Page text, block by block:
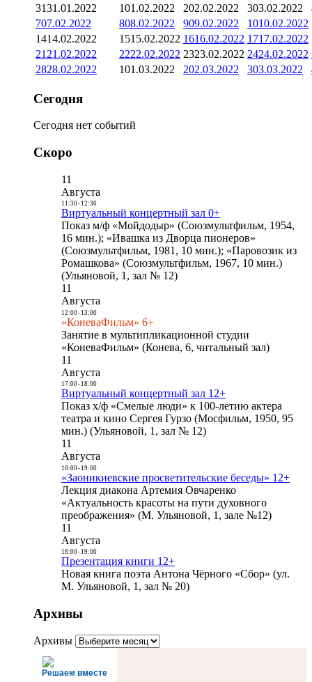
3131.01.2022 101.02.2022 202.02.2022 303.02.2022
707.02.2022 808.02.2022 909.02.2022 1010.02.2022
1414.02.2022 1515.02.2022 1616.02.2022 1717.02.2022
21 21.02.2022 2222.02.2022 2323.02.2022 2424.02.2022
2828.02.2022 101.03.2022 202.03.2022 303.03.2022
Сегодня
Сегодня нет событий
Скоро
11
Августа
11:30- 12:30
Виртуальный концертный зал 0+
Показ м/ф «Мойдодыр» (Союзмультфильм, 1954,
16 мин.); «Ивашка из Дворца пионеров»
(Союзмультфильм, 1981, 10 мин.); «Паровозик из
Ромашкова» (Союзмультфильм, 1967, 10 мин.)
(Ульяновой, 1, зал № 12)
11
Августа
12:00- 13:00
«КоневаФильм» 6+
Занятие в мультипликационной студии
«КоневаФильм» (Конева, 6, читальный зал)
11
Августа
17:00- 18:00
Виртуальный концертный зал 12+
Показ х/ф «Смелые люди» к 100-летию актера
театра и кино Сергея Гурзо (Мосфильм, 1950, 95
мин.) (Ульяновой, 1, зал № 12)
11
Августа
18:00- 19:00
«Заоникиевские просветительские беседы» 12+
Лекция диакона Артемия Овчаренко
«Актуальность красоты на пути духовного
преображения» (М. Ульяновой, 1, зале №12)
11
Августа
18:00- 19:00
Презентация книги 12+
Новая книга поэта Антона Чёрного «Сбор» (ул.
М. Ульяновой, 1, зал № 20)
Архивы
Архивы
Решаем вместе